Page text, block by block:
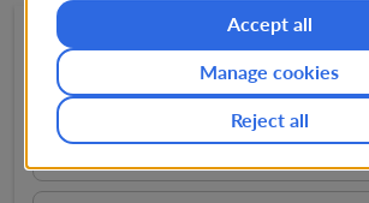
Hin- und rückflug expand_more 1 Passagiere
Von
Accept all
Reject all
Manage cookies